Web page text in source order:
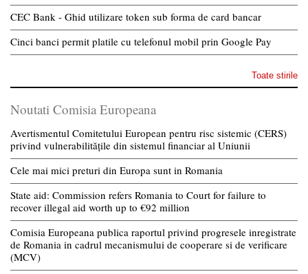
CEC Bank - Ghid utilizare token sub forma de card bancar
Cinci banci permit platile cu telefonul mobil prin Google Pay
Toate stirile
Noutati Comisia Europeana
Avertismentul Comitetului European pentru risc sistemic (CERS)
privind vulnerabilitățile din sistemul financiar al Uniunii
Cele mai mici preturi din Europa sunt in Romania
State aid: Commission refers Romania to Court for failure to
recover illegal aid worth up to €92 million
Comisia Europeana publica raportul privind progresele inregistrate
de Romania in cadrul mecanismului de cooperare si de verificare
(MCV)